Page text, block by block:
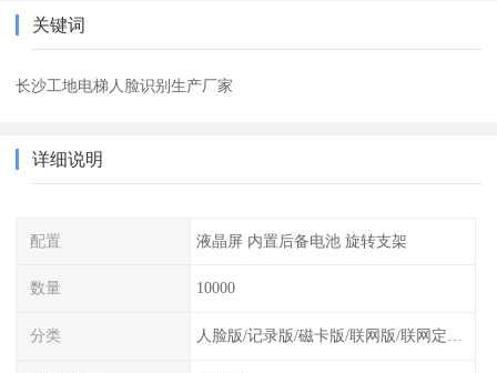
关键词
长沙工地电梯人脸识别生产厂家
详细说明
配置 液晶屏 内置后备电池 旋转支架
数量 10000
分类 人脸版/记录版/磁卡版/联网版/联网定制版